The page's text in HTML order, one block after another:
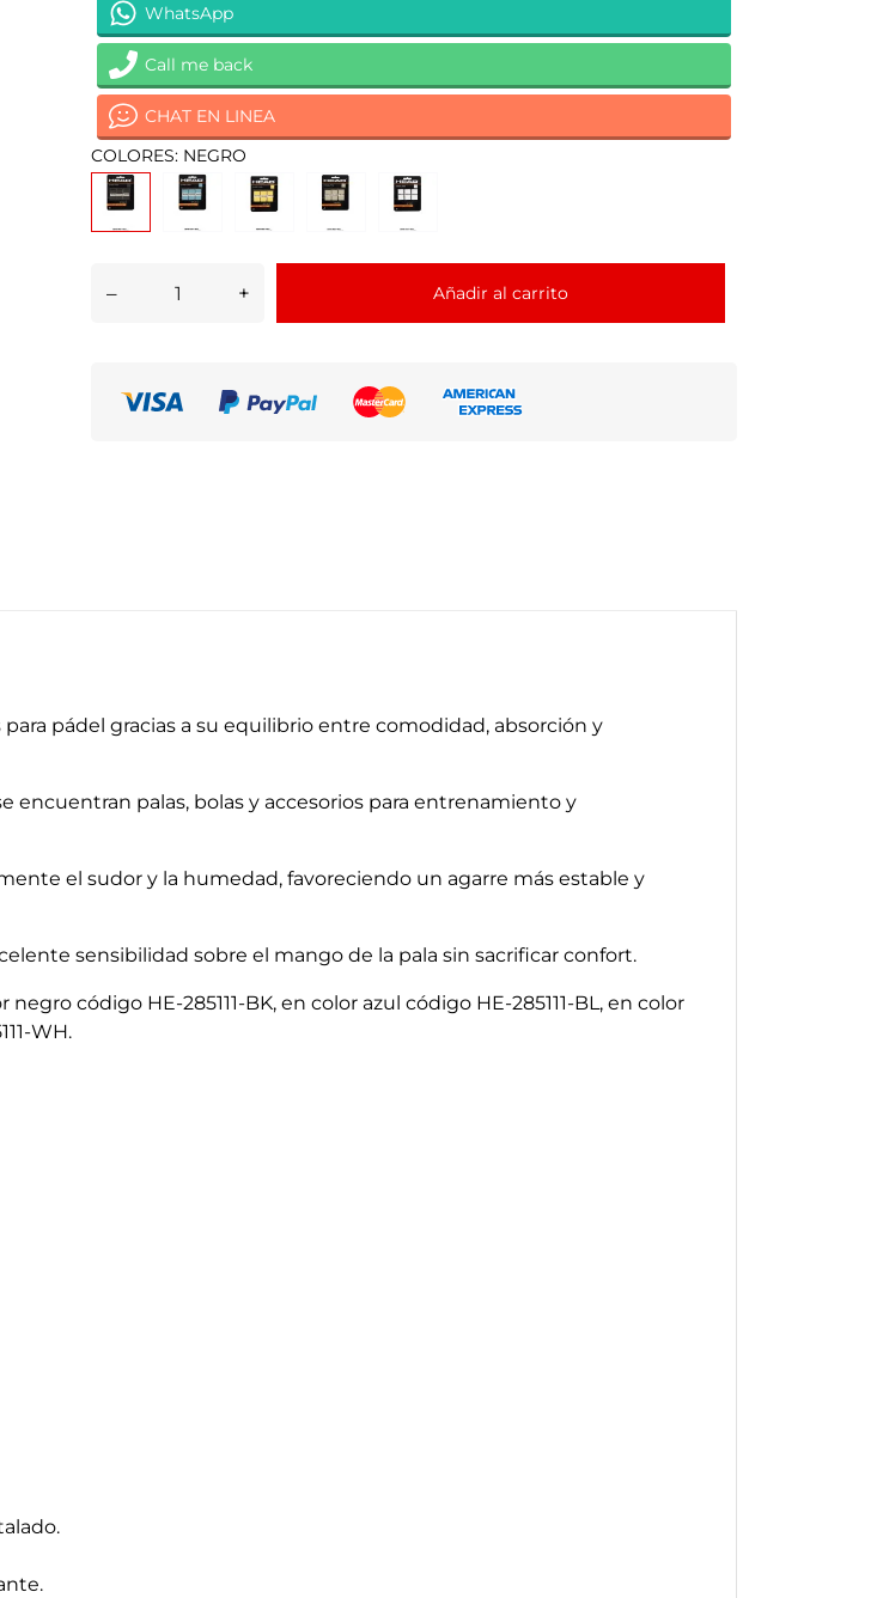
WhatsApp
Call me back
CHAT EN LINEA
COLORES: NEGRO
– + Añadir al carrito
pádel gracias a su equilibrio entre comodidad, absorción y
encuentran palas, bolas y accesorios para entrenamiento y
el sudor y la humedad, favoreciendo un agarre más estable y
sensibilidad sobre el mango de la pala sin sacrificar confort.
código HE-285111-BK, en color azul código HE-285111-BL, en color
WH.